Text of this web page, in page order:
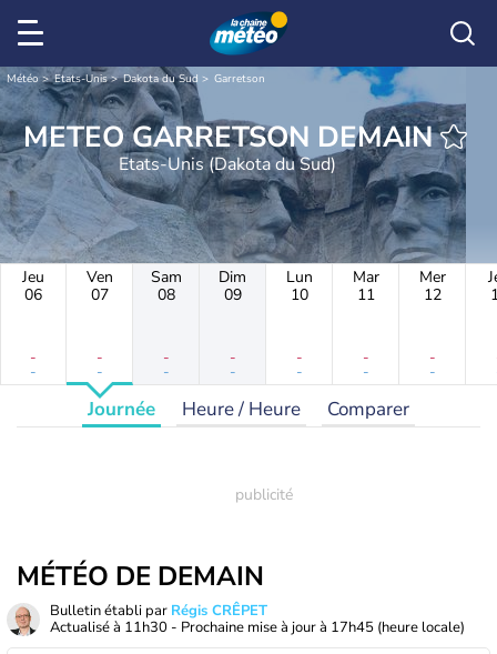
Météo Etats-Unis Dakota du Sud Garretson
METEO GARRETSON DEMAIN
Etats-Unis (Dakota du Sud)
Jeu
06
-
-
Ven
07
-
-
Sam
08
-
-
Dim
09
-
-
Lun
10
-
-
Mar
11
-
-
Mer
12
-
-
Journée Heure / Heure Comparer
MÉTÉO DE DEMAIN
Bulletin établi par Régis CRÊPET
Actualisé à 11h30 - Prochaine mise à jour à 17h45 (heure locale)